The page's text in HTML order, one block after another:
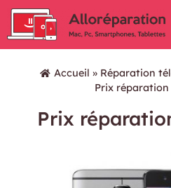
Accueil » Réparation
Prix réparation
Prix